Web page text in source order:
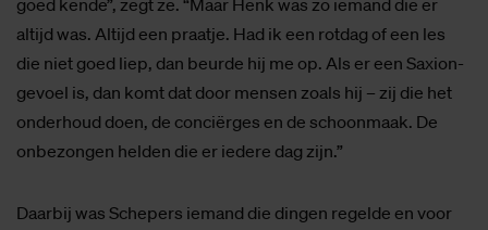
goed kende”, zegt ze. “Maar Henk was zo iemand die er
altijd was. Altijd een praatje. Had ik een rotdag of een les
die niet goed liep, dan beurde hij me op. Als er een Saxion-
gevoel is, dan komt dat door mensen zoals hij – zij die het
onderhoud doen, de conciërges en de schoonmaak. De
onbezongen helden die er iedere dag zijn.”
Daarbij was Schepers iemand die dingen regelde en voor